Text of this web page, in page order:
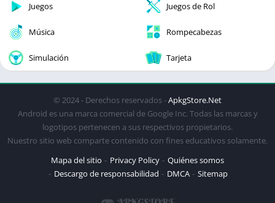
Juegos Juegos de Rol
Música Rompecabezas
Simulación Tarjeta
© 2024 - Derechos reservados -ApkgStore.Net
Android es una marca comercial de Google Inc. Todas las marcas y
logotipos pertenecen a sus respectivos propietarios.
Nuestro sitio web comparte contenido con fines educativos solamente.
Mapa del sitio
Privacy Policy
Quiénes somos
Descargo de responsabilidad
DMCA Sitemap